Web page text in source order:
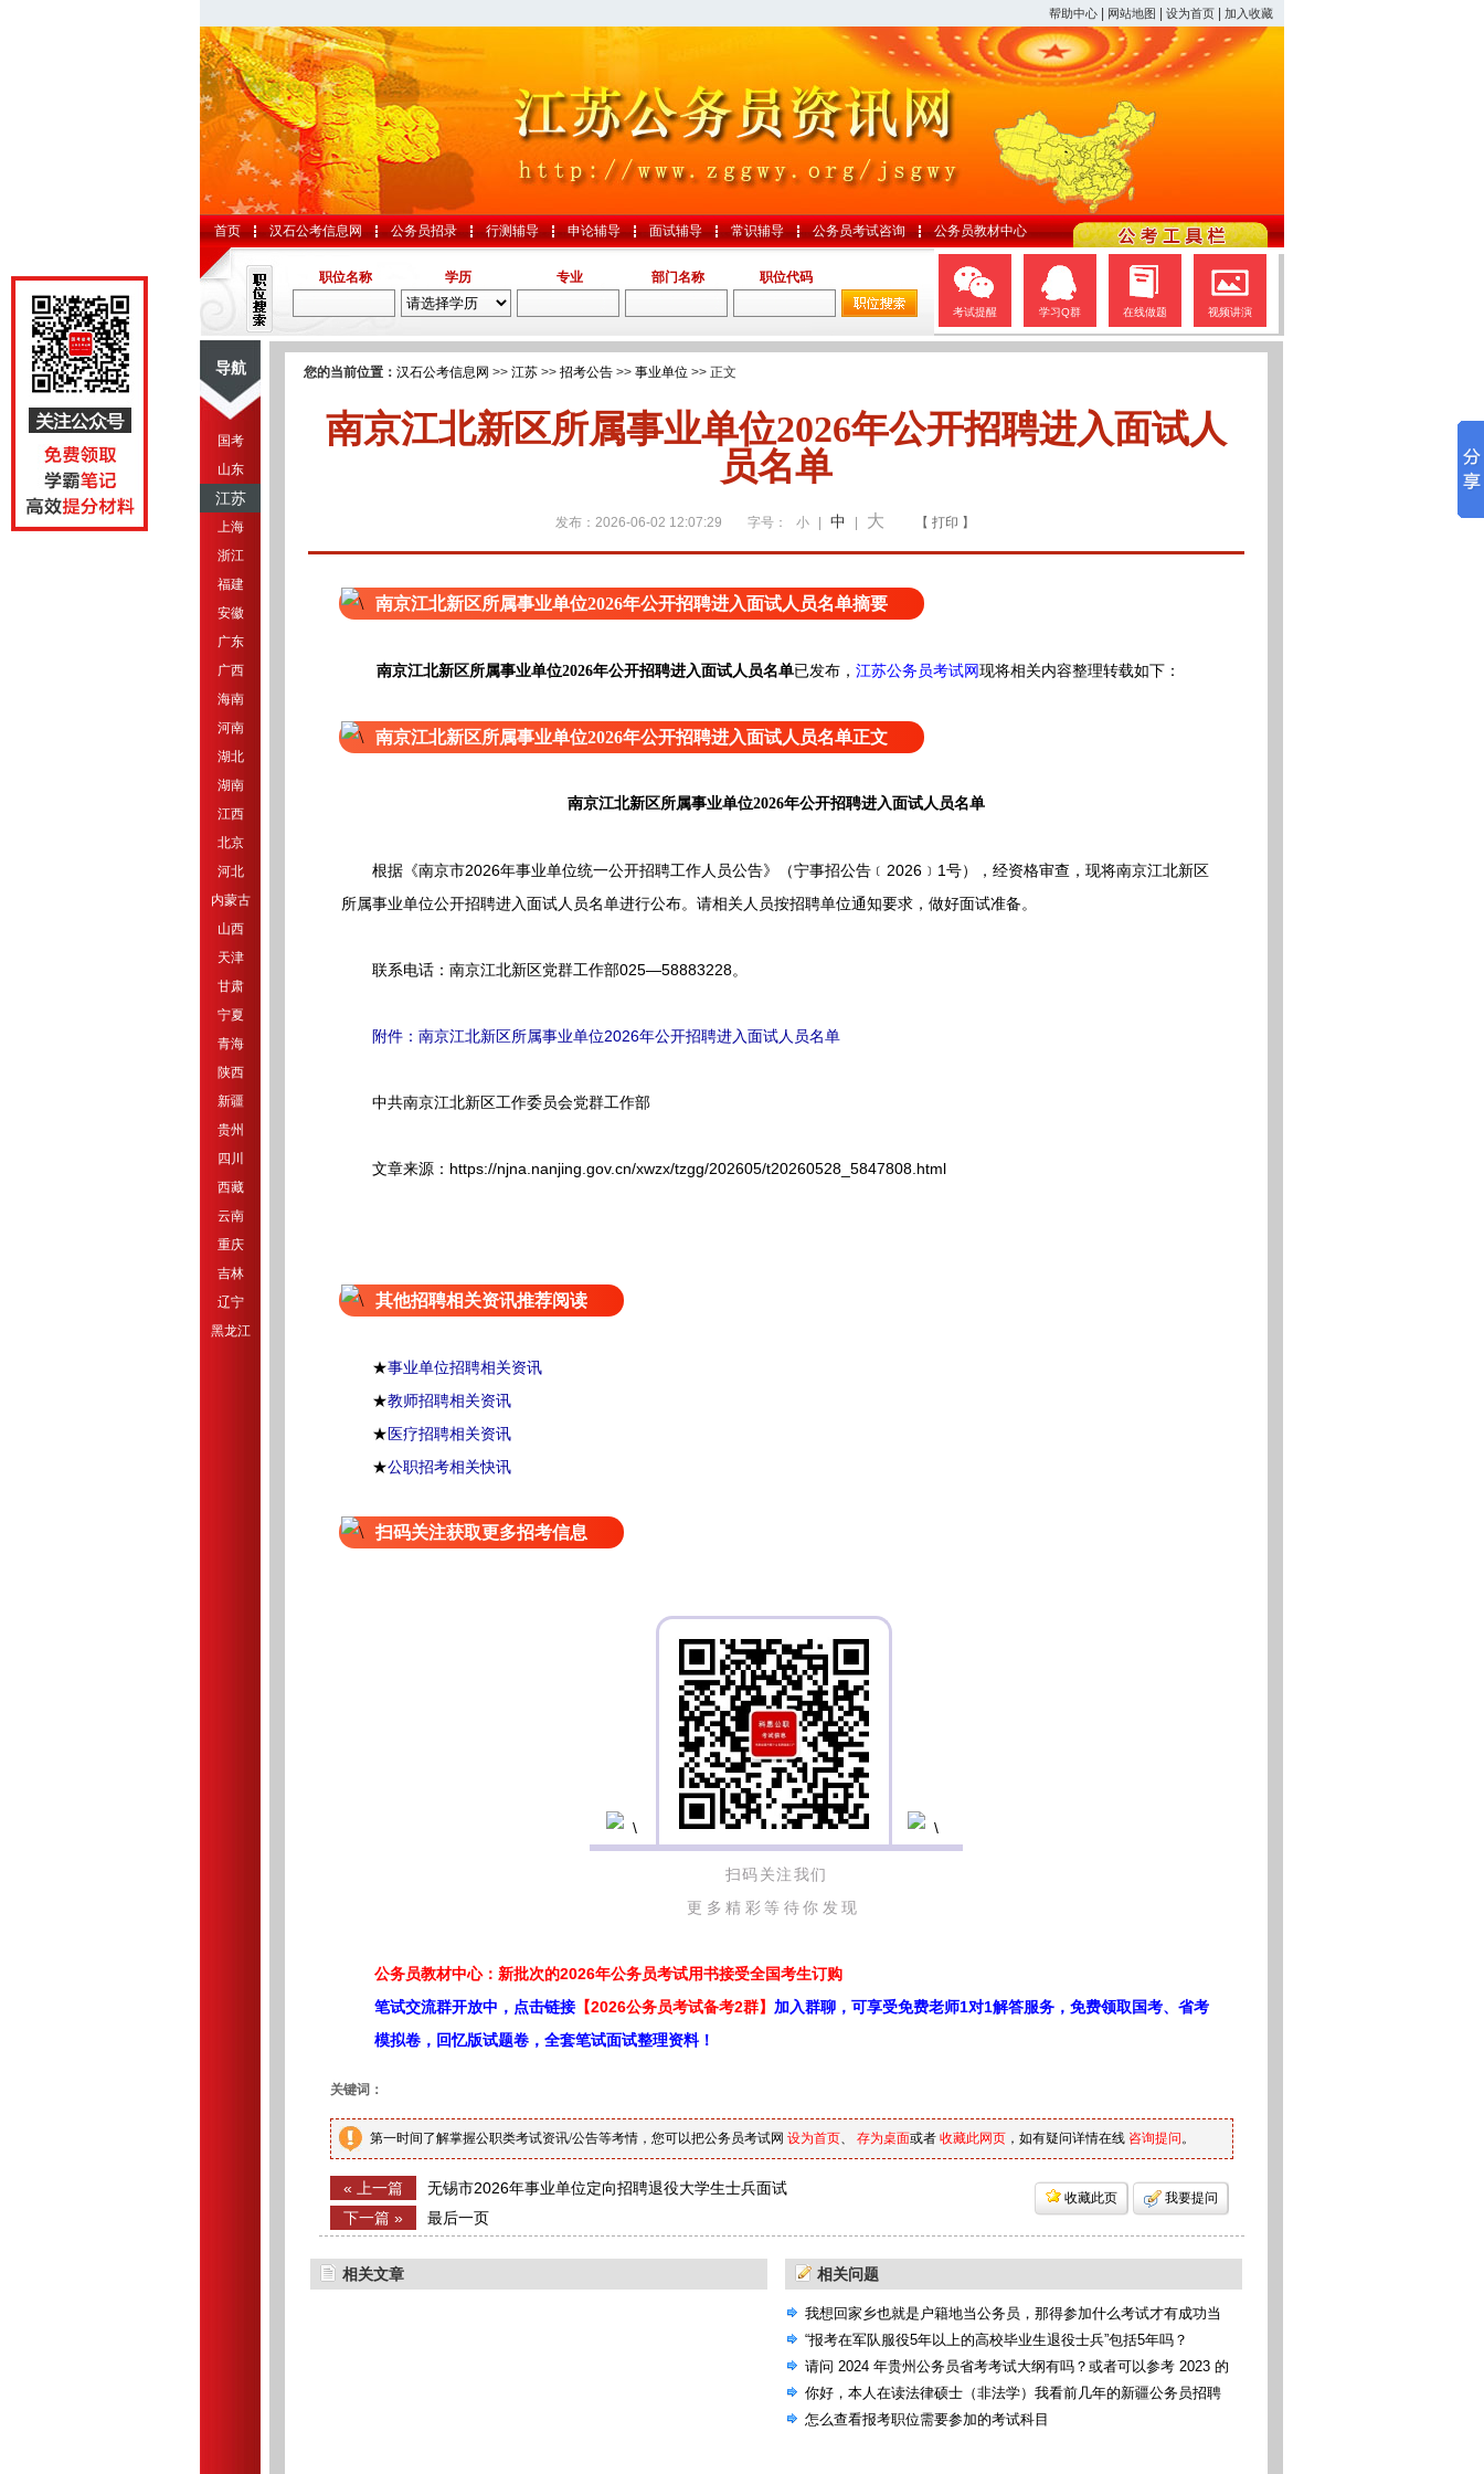
帮助中心 网站地图 设为首页 加入收藏
首页 汉石公考信息网 公务员招录 行测辅导 申论辅导 面试辅导 常识辅导 公务员考试咨询 公务员教材中心
职位名称 学历 专业 部门名称 职位代码
考试提醒 学习Q群 在线做题 视频讲演
导航
国考
山东
江苏
上海
浙江
福建
安徽
广东
广西
海南
河南
湖北
湖南
江西
北京
河北
内蒙古
山西
天津
甘肃
宁夏
青海
陕西
新疆
贵州
四川
西藏
云南
重庆
吉林
辽宁
黑龙江
您的当前位置： 汉石公考信息网 >> 江苏 >> 招考公告 >> 事业单位 >> 正文
南京江北新区所属事业单位2026年公开招聘进入面试人
员名单
发布：2026-06-02 12:07:29 字号： 小 中 大 【 打印 】
南京江北新区所属事业单位2026年公开招聘进入面试人员名单摘要
南京江北新区所属事业单位2026年公开招聘进入面试人员名单已发布， 江苏公务员考试网现将相关内容整理转载如下：
南京江北新区所属事业单位2026年公开招聘进入面试人员名单正文
南京江北新区所属事业单位2026年公开招聘进入面试人员名单
根据《南京市2026年事业单位统一公开招聘工作人员公告》（宁事招公告﹝2026﹞1号），经资格审查，现将南京江北新区
所属事业单位公开招聘进入面试人员名单进行公布。请相关人员按招聘单位通知要求，做好面试准备。
联系电话：南京江北新区党群工作部025—58883228。
附件：南京江北新区所属事业单位2026年公开招聘进入面试人员名单
中共南京江北新区工作委员会党群工作部
文章来源：https://njna.nanjing.gov.cn/xwzx/tzgg/202605/t20260528_5847808.html
其他招聘相关资讯推荐阅读
★事业单位招聘相关资讯
★教师招聘相关资讯
★医疗招聘相关资讯
★公职招考相关快讯
扫码关注获取更多招考信息
扫码关注我们
更多精彩等待你发现
公务员教材中心：新批次的2026年公务员考试用书接受全国考生订购
笔试交流群开放中，点击链接 【2026公务员考试备考2群】 加入群聊，可享受免费老师1对1解答服务，免费领取国考、省考
模拟卷，回忆版试题卷，全套笔试面试整理资料！
关键词：
第一时间了解掌握公职类考试资讯/公告等考情，您可以把公务员考试网 设为首页、 存为桌面或者 收藏此网页 ，如有疑问详情在线 咨询提问。
« 上一篇 无锡市2026年事业单位定向招聘退役大学生士兵面试
通知
下一篇 » 最后一页
收藏此页 我要提问
相关文章 相关问题
我想回家乡也就是户籍地当公务员，那得参加什么考试才有成功当
选的机会，国考省考还是联考统考
“报考在军队服役5年以上的高校毕业生退役士兵”包括5年吗？
请问 2024 年贵州公务员省考考试大纲有吗？或者可以参考 2023 的
考试大纲吗？
你好，本人在读法律硕士（非法学）我看前几年的新疆公务员招聘
公告，里面有些专业要求本科法学类，我可以报考这些专业吗（本
怎么查看报考职位需要参加的考试科目